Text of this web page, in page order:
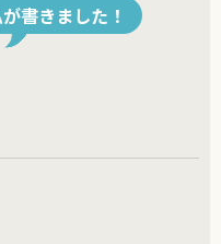
書きました！